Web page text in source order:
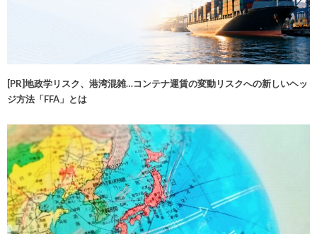
[PR]地政学リスク、港湾混雑…コンテナ運賃の変動リスクへの新しいヘッ
ジ方法「FFA」とは